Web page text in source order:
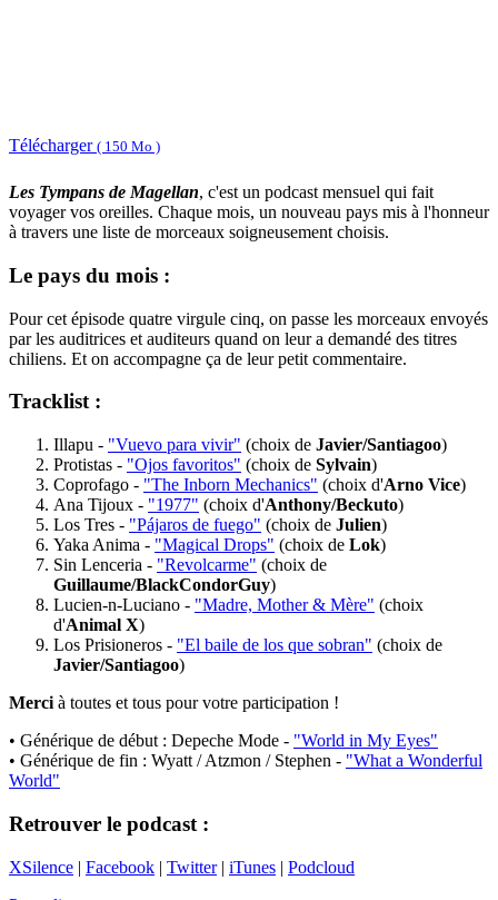
Télécharger ( 150 Mo )
Les Tympans de Magellan, c'est un podcast mensuel qui fait
voyager vos oreilles. Chaque mois, un nouveau pays mis à l'honneur
à travers une liste de morceaux soigneusement choisis.
Le pays du mois :
Pour cet épisode quatre virgule cinq, on passe les morceaux envoyés
par les auditrices et auditeurs quand on leur a demandé des titres
chiliens. Et on accompagne ça de leur petit commentaire.
Tracklist :
Illapu - "Vuevo para vivir" (choix de Javier/Santiagoo)
Protistas - "Ojos favoritos" (choix de Sylvain)
Coprofago - "The Inborn Mechanics" (choix d'Arno Vice)
Ana Tijoux - "1977" (choix d'Anthony/Beckuto)
Los Tres - "Pájaros de fuego" (choix de Julien)
Yaka Anima - "Magical Drops" (choix de Lok)
Sin Lenceria - "Revolcarme" (choix de
Guillaume/BlackCondorGuy)
Lucien-n-Luciano - "Madre, Mother & Mère" (choix
d'Animal X)
Los Prisioneros - "El baile de los que sobran" (choix de
Javier/Santiagoo)
Merci à toutes et tous pour votre participation !
• Générique de début : Depeche Mode - "World in My Eyes"
• Générique de fin : Wyatt / Atzmon / Stephen - "What a Wonderful
World"
Retrouver le podcast :
XSilence | Facebook | Twitter| iTunes | Podcloud